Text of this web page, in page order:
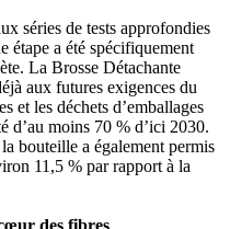
séries de tests approfondies
étape a été spécifiquement
La Brosse Détachante
aux futures exigences du
et les déchets d’emballages
d’au moins 70 % d’ici 2030.
bouteille a également permis
11,5 % par rapport à la